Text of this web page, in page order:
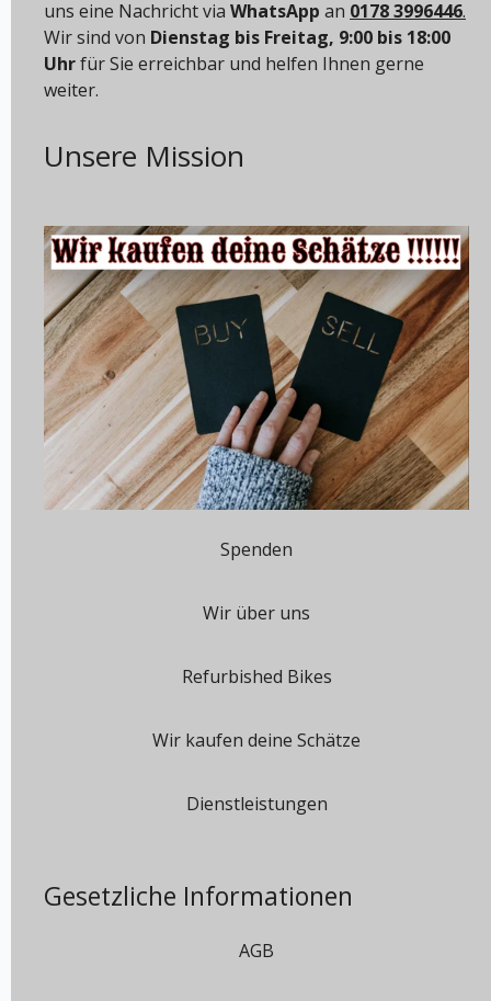
uns eine Nachricht via WhatsApp an 0178 3996446.
Wir sind von Dienstag bis Freitag, 9:00 bis 18:00
Uhrfür Sie erreichbar und helfen Ihnen gerne
weiter.
Unsere Mission
Spenden
Wir über uns
Refurbished Bikes
Wir kaufen deine Schätze
Dienstleistungen
Gesetzliche Informationen
AGB